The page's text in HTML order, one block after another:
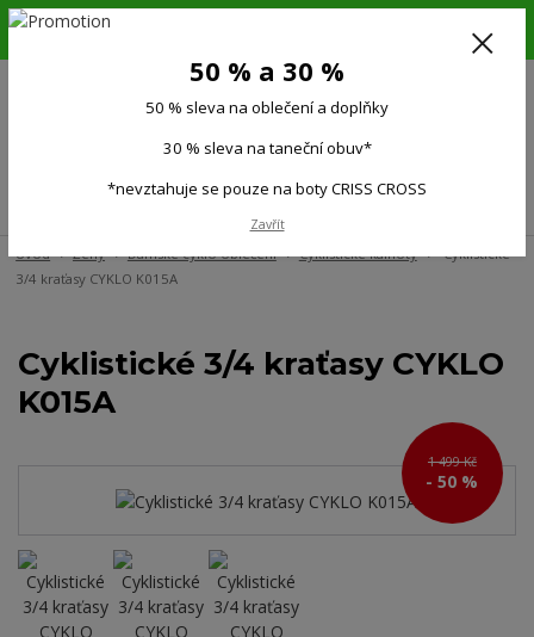
6.-16.8.26. DOVOLENÁ !!! 50 % SLEVA na všechno oblečení a doplňky !!!
(Po-Pá 9:00-15.00)
Úvod Ženy Dámské cyklo oblečení Cyklistické kalhoty
Cyklistické
3/4 kraťasy CYKLO K015A
Cyklistické 3/4 kraťasy CYKLO
K015A
1 499 Kč
- 50 %
50 % a 30 %
50 % sleva na oblečení a doplňky
30 % sleva na taneční obuv*
*nevztahuje se pouze na boty CRISS CROSS
Zavřít